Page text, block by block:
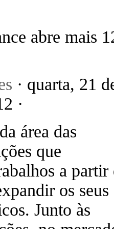
abre mais
· quarta, 21
·
área das
que
a partir
os seus
Junto às